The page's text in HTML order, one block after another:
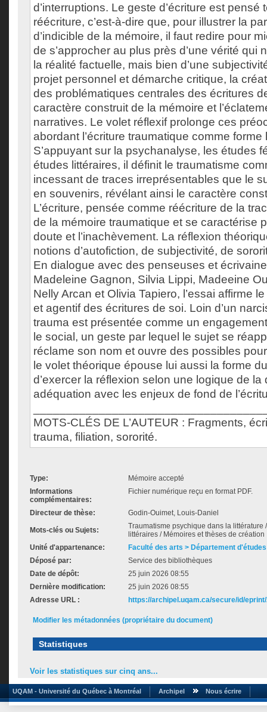
d’interruptions. Le geste d’écriture est pensé
réécriture, c’est-à-dire que, pour illustrer la
d’indicible de la mémoire, il faut redire pour
de s’approcher au plus près d’une vérité qui
la réalité factuelle, mais bien d’une
projet personnel et démarche critique, la
des problématiques centrales des écritures
caractère construit de la mémoire et
narratives. Le volet réflexif prolonge ces
abordant l’écriture traumatique comme forme
S’appuyant sur la psychanalyse, les études
études littéraires, il définit le traumatisme
incessant de traces irreprésentables que le
en souvenirs, révélant ainsi le caractère
L’écriture, pensée comme réécriture de la
de la mémoire traumatique et se caractérise
doute et l’inachèvement. La réflexion
notions d’autofiction, de subjectivité, de
En dialogue avec des penseuses et
Madeleine Gagnon, Silvia Lippi, Madeeine
Nelly Arcan et Olivia Tapiero, l’essai affirme
et agentif des écritures de soi. Loin d’un
trauma est présentée comme un
le social, un geste par lequel le sujet se
réclame son nom et ouvre des possibles
le volet théorique épouse lui aussi la forme
d’exercer la réflexion selon une logique de la
adéquation avec les enjeux de fond de
MOTS-CLÉS DE L’AUTEUR : Fragments,
trauma, filiation, sororité.
Type:
Mémoire accepté
Informations
complémentaires:
Fichier numérique reçu en format PDF.
Directeur de thèse: Godin-Ouimet, Louis-Daniel
Mots-clés ou Sujets:
Traumatisme psychique dans la littérature
littéraires / Mémoires et thèses de création
Unité d'appartenance:
Faculté des arts > Département
Déposé par:
Service des bibliothèques
Date de dépôt:
25 juin 2026 08:55
Dernière modification:
25 juin 2026 08:55
Adresse URL :
https://archipel.uqam.ca/secure/id/
Modifier les métadonnées (propriétaire du document)
Statistiques
Voir les statistiques sur cinq ans...
UQAM - Université du Québec à Montréal Archipel Nous écrire